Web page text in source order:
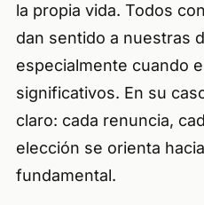
la propia vida. Todos
dan sentido a nuestras
especialmente cuando
significativos. En su
claro: cada renuncia,
elección se orienta
fundamental.